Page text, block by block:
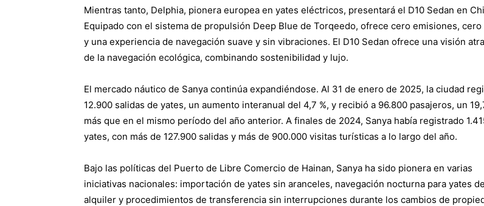
Mientras tanto, Delphia, pionera europea en yates eléctricos, presentará el D10 Sedan en
Equipado con el sistema de propulsión Deep Blue de Torqeedo, ofrece cero emisiones,
y una experiencia de navegación suave y sin vibraciones. El D10 Sedan ofrece una visión
de la navegación ecológica, combinando sostenibilidad y lujo.
El mercado náutico de Sanya continúa expandiéndose. Al 31 de enero de 2025, la ciudad
12.900 salidas de yates, un aumento interanual del 4,7 %, y recibió a 96.800 pasajeros, un
más que en el mismo período del año anterior. A finales de 2024, Sanya había registrado
yates, con más de 127.900 salidas y más de 900.000 visitas turísticas a lo largo del año.
Bajo las políticas del Puerto de Libre Comercio de Hainan, Sanya ha sido pionera en varias
iniciativas nacionales: importación de yates sin aranceles, navegación nocturna para yates de
alquiler y procedimientos de transferencia sin interrupciones durante los cambios de